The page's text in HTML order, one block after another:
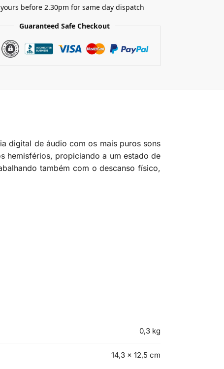
before 2.30pm for same day dispatch
Guaranteed Safe Checkout
digital de áudio com os mais puros sons
hemisférios, propiciando a um estado de
também com o descanso físico,
0,3 kg
14,3 × 12,5 cm